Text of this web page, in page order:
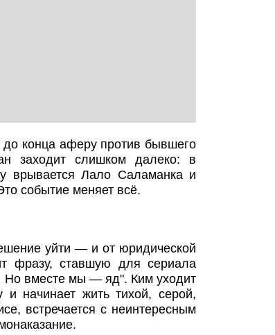
конца аферу против бывшего
заходит слишком далеко: в
врывается Лало Саламанка и
событие меняет всё.
уйти — и от юридической
фразу, ставшую для сериала
Но вместе мы — яд". Ким уходит
и начинает жить тихой, серой,
встречается с неинтересным